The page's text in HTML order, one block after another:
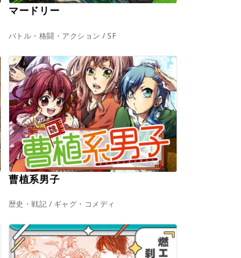
マードリー
バトル・格闘・アクション / SF
曹植系男子
歴史・戦記 / ギャグ・コメディ